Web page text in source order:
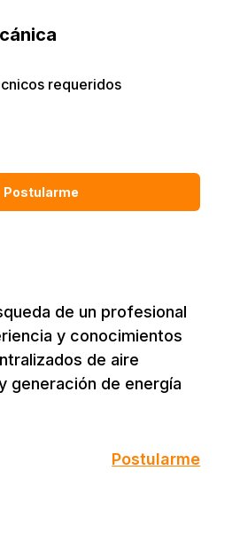
requeridos
Postularme
de un profesional
y conocimientos
de aire
generación de energía
Postularme